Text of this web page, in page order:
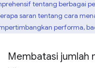
tentang berbagai
saran tentang cara
performa,
Membatasi jumlah